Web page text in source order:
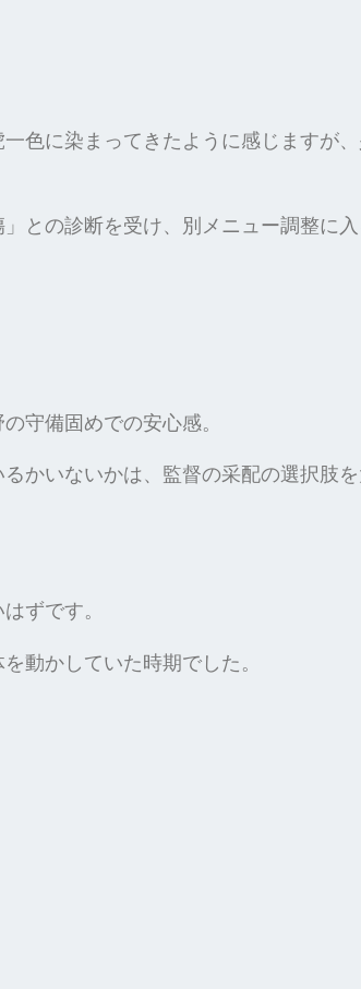
色に染まってきたように感じますが
との診断を受け、別メニュー調整に入
守備固めでの安心感。
かいないかは、監督の采配の選択肢
ずです。
動かしていた時期でした。